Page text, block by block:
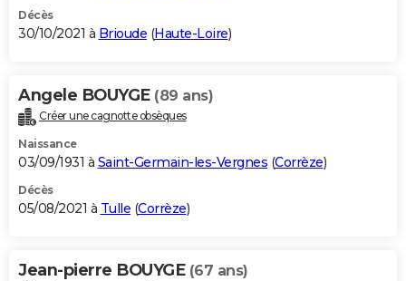
Décès
30/10/2021 à Brioude (Haute-Loire)
Angele BOUYGE (89 ans)
Créer une cagnotte obsèques
Naissance
03/09/1931 à Saint-Germain-les-Vergnes (Corrèze)
Décès
05/08/2021 à Tulle (Corrèze)
Jean-pierre BOUYGE (67 ans)